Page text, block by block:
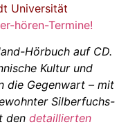
Universität
hören-Termine!
Hörbuch auf CD.
Kultur und
die Gegenwart – mit
Silberfuchs-
den detaillierten